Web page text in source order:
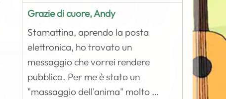
Grazie di cuore, Andy
Stamattina, aprendo la posta
elettronica, ho trovato un
messaggio che vorrei rendere
pubblico. Per me è stato un
"massaggio dell'anima" molto …